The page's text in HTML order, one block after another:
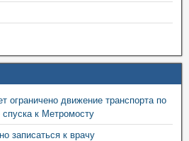
ограничено движение транспорта по
спуска к Метромосту
записаться к врачу